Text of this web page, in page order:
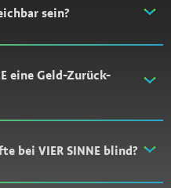
sein?
eine Geld-Zurück-
bei VIER SINNE blind?